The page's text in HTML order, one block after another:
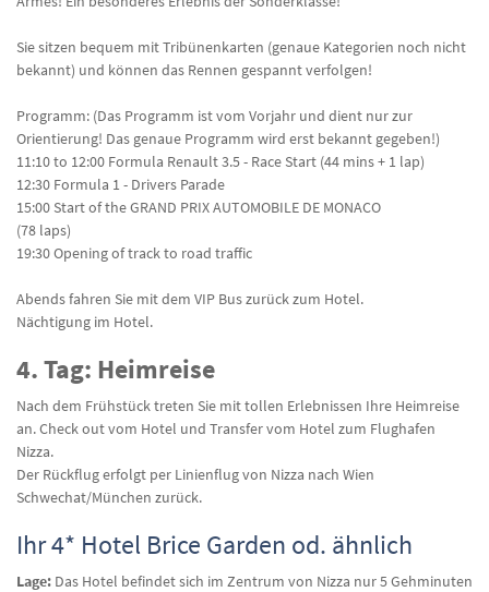
Sie sitzen bequem mit Tribünenkarten (genaue Kategorien noch nicht
bekannt) und können das Rennen gespannt verfolgen!
Programm: (Das Programm ist vom Vorjahr und dient nur zur
Orientierung! Das genaue Programm wird erst bekannt gegeben!)
11:10 to 12:00 Formula Renault 3.5 - Race Start (44 mins + 1 lap)
12:30 Formula 1 - Drivers Parade
15:00 Start of the GRAND PRIX AUTOMOBILE DE MONACO
(78 laps)
19:30 Opening of track to road traffic
Abends fahren Sie mit dem VIP Bus zurück zum Hotel.
Nächtigung im Hotel.
4. Tag: Heimreise
Nach dem Frühstück treten Sie mit tollen Erlebnissen Ihre Heimreise
an. Check out vom Hotel und Transfer vom Hotel zum Flughafen
Nizza.
Der Rückflug erfolgt per Linienflug von Nizza nach Wien
Schwechat/München zurück.
Ihr 4* Hotel Brice Garden od. ähnlich
Lage: Das Hotel befindet sich im Zentrum von Nizza nur 5 Gehminuten